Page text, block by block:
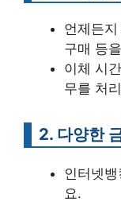
언제든
구매 등
이체 시
무를 처
2. 다양한
인터넷
요.